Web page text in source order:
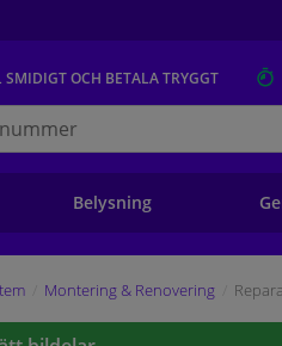
SMIDIGT OCH BETALA TRYGGT
Belysning
Montering & Renovering